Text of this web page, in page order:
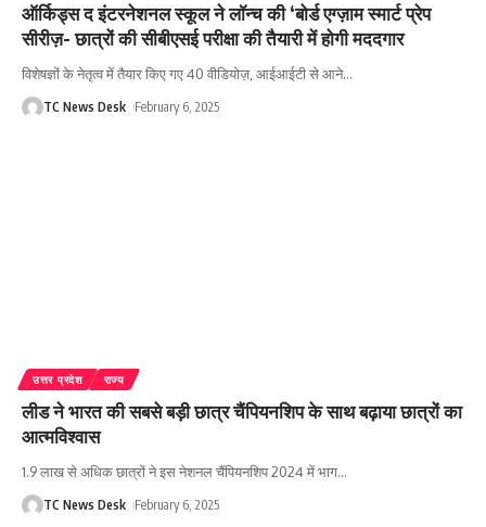
ऑर्किड्स द इंटरनेशनल स्कूल ने लॉन्च की ‘बोर्ड एग्ज़ाम स्मार्ट प्रेप
सीरीज़- छात्रों की सीबीएसई परीक्षा की तैयारी में होगी मददगार
विशेषज्ञों के नेतृत्व में तैयार किए गए 40 वीडियोज़, आईआईटी से आने…
TC News Desk February 6, 2025
उत्तर प्रदेश राज्य
लीड ने भारत की सबसे बड़ी छात्र चैंपियनशिप के साथ बढ़ाया छात्रों का
आत्मविश्वास
1.9 लाख से अधिक छात्रों ने इस नेशनल चैंपियनशिप 2024 में भाग…
TC News Desk February 6, 2025